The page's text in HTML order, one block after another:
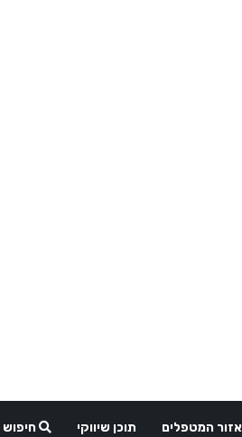
אזור המטפלים תוכן שיווקי חיפוש